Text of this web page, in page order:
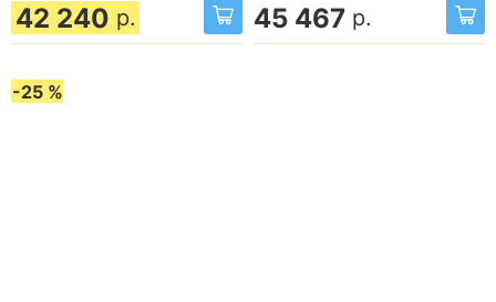
42 240 р. 45 467 р.
-25 %